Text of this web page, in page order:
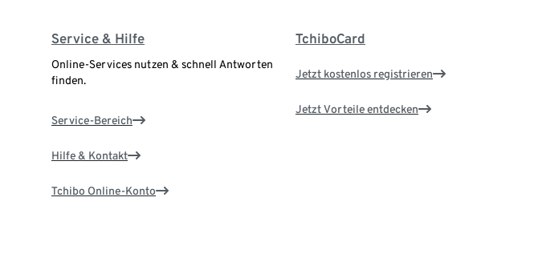
Service & Hilfe
Online-Services nutzen & schnell Antworten
finden.
Service-Bereich
Hilfe & Kontakt
Tchibo Online-Konto
TchiboCard
Jetzt kostenlos registrieren
Jetzt Vorteile entdecken